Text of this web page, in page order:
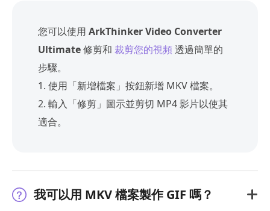
您可以使用 ArkThinker Video Converter
Ultimate修剪和 裁剪您的視頻透過簡單的
步驟。
1. 使用「新增檔案」按鈕新增 MKV 檔案。
2. 輸入「修剪」圖示並剪切 MP4 影片以使其
適合。
我可以用 MKV 檔案製作 GIF 嗎？